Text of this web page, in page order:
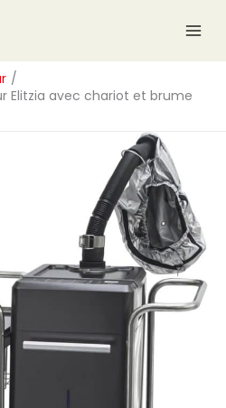
Elitzia avec chariot et brume